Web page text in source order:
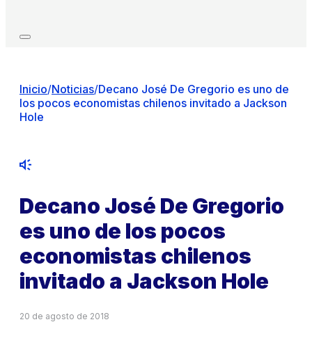
Inicio/Noticias/Decano José De Gregorio es uno de
los pocos economistas chilenos invitado a Jackson
Hole
Decano José De Gregorio
es uno de los pocos
economistas chilenos
invitado a Jackson Hole
20 de agosto de 2018